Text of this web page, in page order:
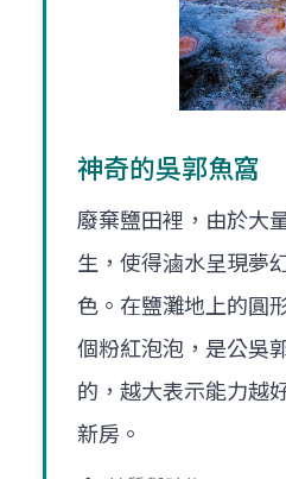
神奇的吳郭魚窩
廢棄鹽田裡，由於大
生，使得滷水呈現夢
色。在鹽灘地上的圓
個粉紅泡泡，是公吳
的，越大表示能力越
新房。